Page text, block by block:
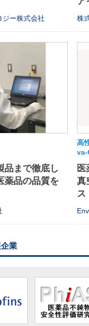
ジー株式会社 株
品まで徹底し
薬品の品質を
高
va-
医
真
ス
業